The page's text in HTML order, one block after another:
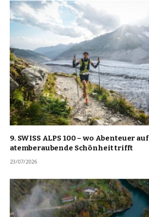
9. SWISS ALPS 100 – wo Abenteuer auf
atemberaubende Schönheit trifft
23/07/2026